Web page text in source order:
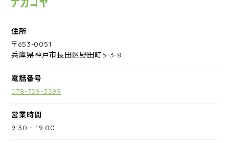
住所
〒653-0051
兵庫県神戸市長田区野田町5-3-8
電話番号
078-739-3399
営業時間
9:30 -19:00